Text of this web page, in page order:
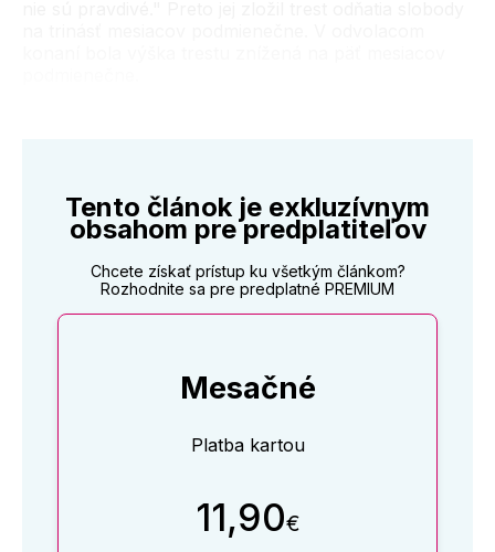
Tento článok je exkluzívnym
obsahom pre predplatiteľov
Chcete získať prístup ku všetkým článkom?
Rozhodnite sa pre predplatné PREMIUM
Mesačné
Platba kartou
11,90€